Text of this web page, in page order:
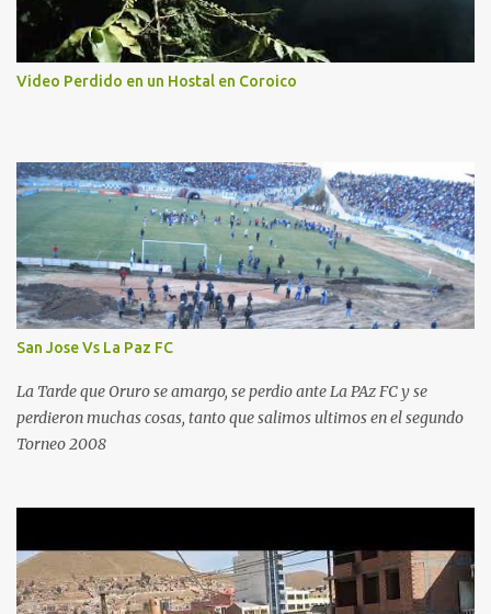
Video Perdido en un Hostal en Coroico
San Jose Vs La Paz FC
La Tarde que Oruro se amargo, se perdio ante La PAz FC y se
perdieron muchas cosas, tanto que salimos ultimos en el segundo
Torneo 2008